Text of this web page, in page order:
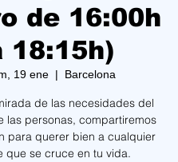
de 16:00h
18:15h)
19 ene
  |
Barcelona
de las necesidades del
las personas, compartiremos
para querer bien a cualquier
que se cruce en tu vida.